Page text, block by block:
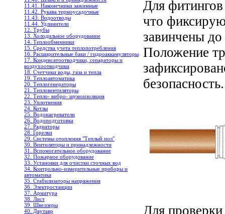
11.41. Наконечники зажимные
11.42. Рукава термоусадочные
11.43. Водоотводы
11.44. Удлинители
12. Трубы
13. Холодильное oборудование
14. Теплообменники
15. Средства учета теплопотребления
16. Расширительные баки / гидроаккамуляторы
17. Конденсатоотводчики, сепараторы и
воздухоотводчики
18. Счетчики воды, газа и тепла
19. Теплоавтоматика
20. Теплогенераторы
21. Тепловентиляторы
22. Тепло- вибро- шумоизоляция
23. Уплотнения
24. Котлы
25. Водонагреватели
26. Водоподготовка
27. Радиаторы
28. Горелки
29. Системы отопления "Теплый пол"
30. Вентиляторы и принадлежности
31. Вспомогательное оборудование
32. Пожарное оборудование
33. Установки для очистки сточных вод
34. Контрольно-измерительные приборы и
автоматика
35. Стабилизаторы напряжения
36. Электростанции
37. Арматура
38. Лист
39. Швеллеры
40. Двутавр
Для
что
завинчены
Положение
безопасность.
Для